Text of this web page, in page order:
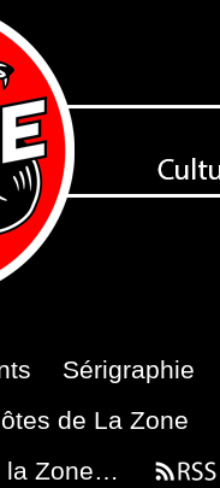
Sérigraphie
de La Zone
la Zone…